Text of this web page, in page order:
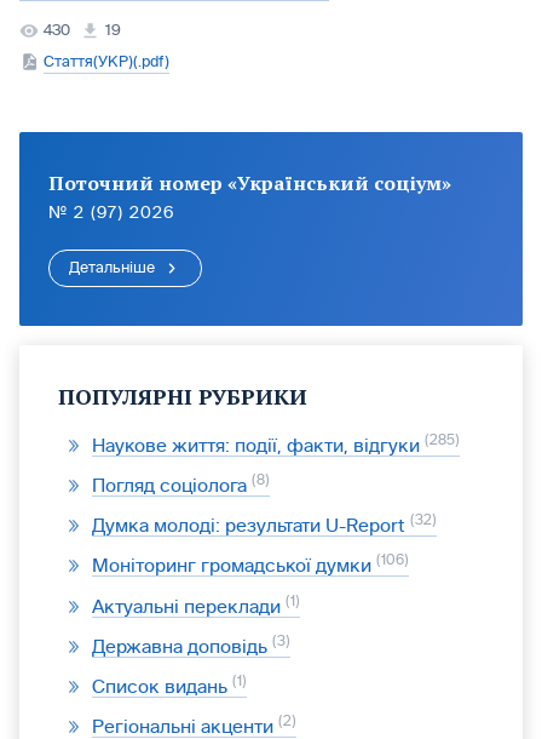
430
19
Стаття(УКР)(.pdf)
Поточний номер «Український соціум»
№ 2 (97) 2026
Детальніше
ПОПУЛЯРНІ РУБРИКИ
Наукове життя: події, факти, відгуки 285
Погляд соціолога 8
Думка молоді: результати U-Report 32
Моніторинг громадської думки 106
Актуальні переклади 1
Державна доповідь 3
Список видань 1
Регіональні акценти 2